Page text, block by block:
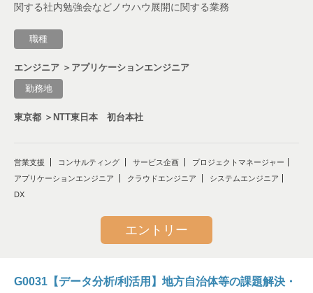
モビリティ
WEB3
ソフトウェア
ソフトウェアエンジニア
関する社内勉強会などノウハウ展開に関する業務
職種
エンジニア ＞アプリケーションエンジニア
勤務地
東京都 ＞NTT東日本 初台本社
営業支援 コンサルティング サービス企画
プロジェクトマネージャー
アプリケーションエンジニア
クラウドエンジニア
システムエンジニア
DX
エントリー
G0031【データ分析/利活用】地方自治体等の課題解決・